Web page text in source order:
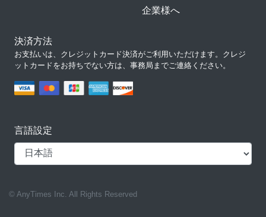
企業様へ
決済方法
お支払いは、クレジットカード決済がご利用いただけます。クレジ
ットカードをお持ちでない方は、事務局までご連絡ください。
言語設定
© AnyTimes Inc. All Rights Reserved